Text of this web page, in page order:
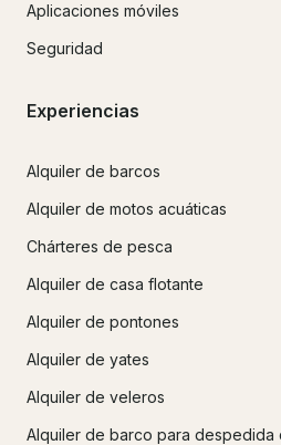
Aplicaciones móviles
Seguridad
Experiencias
Alquiler de barcos
Alquiler de motos acuáticas
Chárteres de pesca
Alquiler de casa flotante
Alquiler de pontones
Alquiler de yates
Alquiler de veleros
Alquiler de barco para despedida